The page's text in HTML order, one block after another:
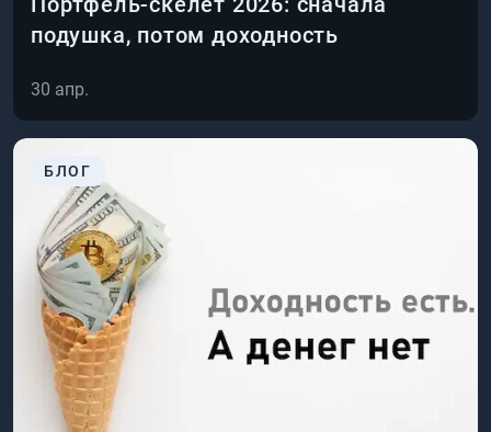
подушка, потом доходность
30 апр.
БЛОГ